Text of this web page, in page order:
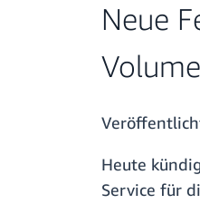
Neue
Heute
Service für